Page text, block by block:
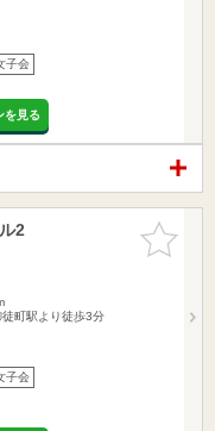
子会
を見る
お気に入
りに追加
2
町駅より徒歩3分
子会